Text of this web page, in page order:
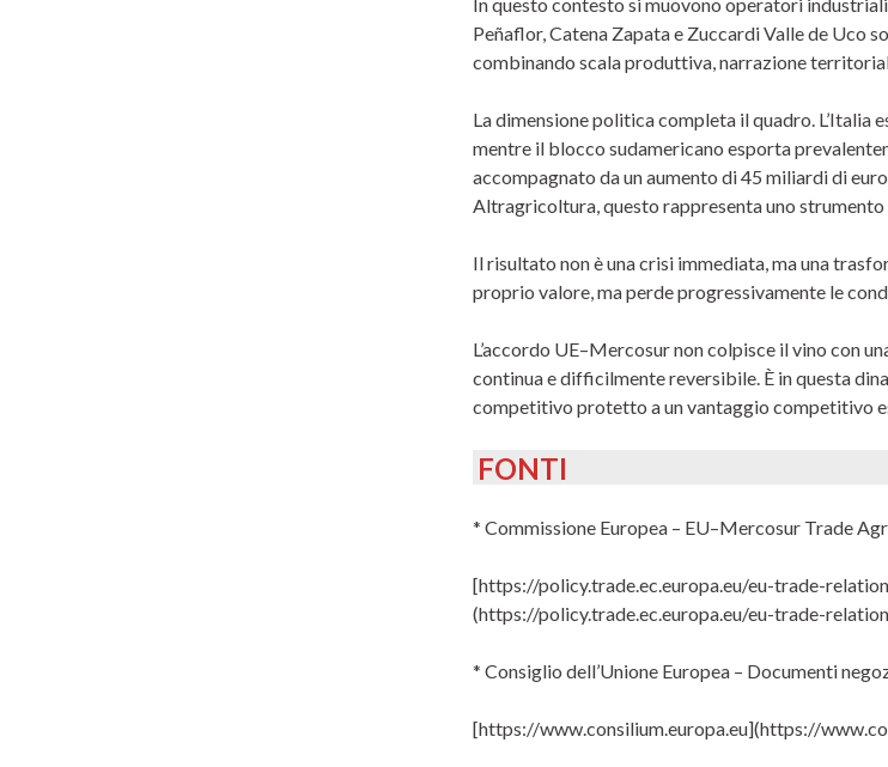
In questo contesto si muovono operatori
Peñaflor, Catena Zapata e Zuccardi Valle de Uco
combinando scala produttiva, narrazione
La dimensione politica completa il quadro.
mentre il blocco sudamericano esporta
accompagnato da un aumento di 45 miliardi di
Altragricoltura, questo rappresenta uno
Il risultato non è una crisi immediata, ma una
proprio valore, ma perde progressivamente le
L’accordo UE–Mercosur non colpisce il vino con
continua e difficilmente reversibile. È in questa
competitivo protetto a un vantaggio competitivo
FONTI
* Commissione Europea – EU–Mercosur Trade
[https://policy.trade.ec.europa.eu/eu-trade-
(https://policy.trade.ec.europa.eu/eu-trade-
* Consiglio dell’Unione Europea – Documenti
[https://www.consilium.europa.eu](https://